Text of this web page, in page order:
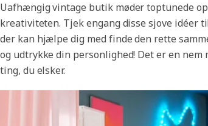
Uafhængig vintage butik møder toptunede
kreativiteten. Tjek engang disse sjove idéer
der kan hjælpe dig med finde den rette
og udtrykke din personlighed! Det er en nem
ting, du elsker.